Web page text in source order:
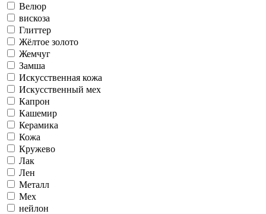
Велюр
вискоза
Глиттер
Жёлтое золото
Жемчуг
Замша
Искусственная кожа
Искусственный мех
Капрон
Кашемир
Керамика
Кожа
Кружево
Лак
Лен
Металл
Мех
нейлон